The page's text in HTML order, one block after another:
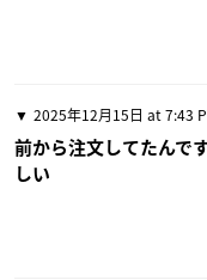
2025年12月15日 at 7:43
前から注文してたんで
しい